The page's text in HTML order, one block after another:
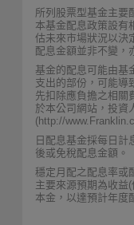
所列股票型基金主要
本基金配息政策設有
估未來市場狀況以決
配息金額並非不變，
基金的配息可能由基
支出的部份，可能導
先扣除應負擔之相關
於本公司網站，投資
(http://
日配息基金採每日計
後或免稅配息金額。
穩定月配之配息率或
主要來源預期為收益
本金，以達預計年度